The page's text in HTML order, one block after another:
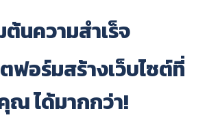
ต้นความสำเร็จ
อร์มสร้างเว็บไซต์ที่
ณ ได้มากกว่า!